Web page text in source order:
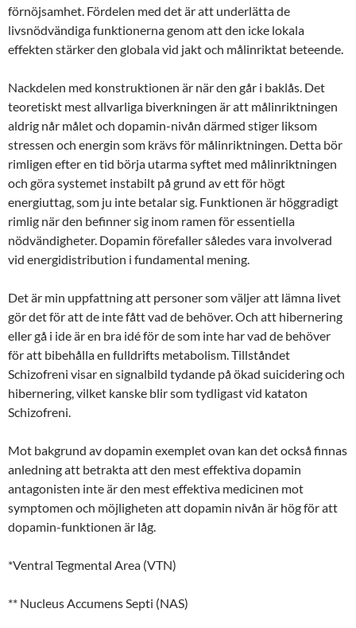
förnöjsamhet. Fördelen med det är att underlätta de
livsnödvändiga funktionerna genom att den icke lokala
effekten stärker den globala vid jakt och målinriktat beteende.
Nackdelen med konstruktionen är när den går i baklås. Det
teoretiskt mest allvarliga biverkningen är att målinriktningen
aldrig når målet och dopamin-nivån därmed stiger liksom
stressen och energin som krävs för målinriktningen. Detta bör
rimligen efter en tid börja utarma syftet med målinriktningen
och göra systemet instabilt på grund av ett för högt
energiuttag, som ju inte betalar sig. Funktionen är höggradigt
rimlig när den befinner sig inom ramen för essentiella
nödvändigheter. Dopamin förefaller således vara involverad
vid energidistribution i fundamental mening.
Det är min uppfattning att personer som väljer att lämna livet
gör det för att de inte fått vad de behöver. Och att hibernering
eller gå i ide är en bra idé för de som inte har vad de behöver
för att bibehålla en fulldrifts metabolism. Tillståndet
Schizofreni visar en signalbild tydande på ökad suicidering och
hibernering, vilket kanske blir som tydligast vid kataton
Schizofreni.
Mot bakgrund av dopamin exemplet ovan kan det också finnas
anledning att betrakta att den mest effektiva dopamin
antagonisten inte är den mest effektiva medicinen mot
symptomen och möjligheten att dopamin nivån är hög för att
dopamin-funktionen är låg.
*Ventral Tegmental Area (VTN)
** Nucleus Accumens Septi (NAS)